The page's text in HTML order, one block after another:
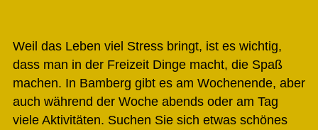
Weil das Leben viel Stress bringt, ist es wichtig,
dass man in der Freizeit Dinge macht, die Spaß
machen. In Bamberg gibt es am Wochenende, aber
auch während der Woche abends oder am Tag
viele Aktivitäten. Suchen Sie sich etwas schönes